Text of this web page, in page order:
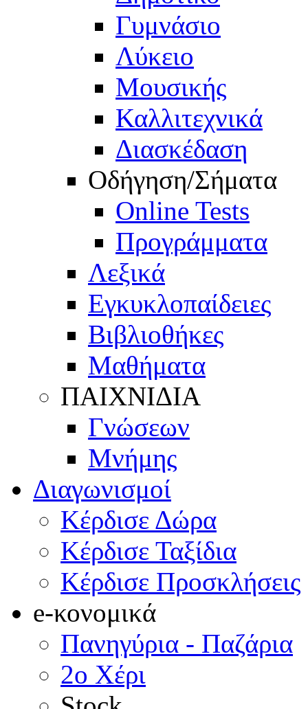
Γυμνάσιο
Λύκειο
Μουσικής
Καλλιτεχνικά
Διασκέδαση
Οδήγηση/Σήματα
Online Tests
Προγράμματα
Λεξικά
Εγκυκλοπαίδειες
Βιβλιοθήκες
Μαθήματα
ΠΑΙΧΝΙΔΙΑ
Γνώσεων
Μνήμης
Διαγωνισμοί
Κέρδισε Δώρα
Κέρδισε Ταξίδια
Κέρδισε Προσκλήσεις
e-κονομικά
Πανηγύρια - Παζάρια
2ο Χέρι